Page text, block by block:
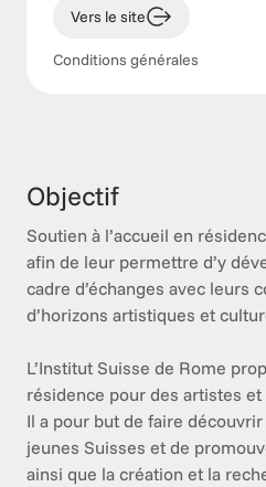
Vers le site
Conditions générales
Objectif
Soutien à l’accueil en
afin de leur permettre d’y
cadre d’échanges avec leurs
d’horizons artistiques et
L’Institut Suisse de Rome
résidence pour des artistes
Il a pour but de faire
jeunes Suisses et de
ainsi que la création et la